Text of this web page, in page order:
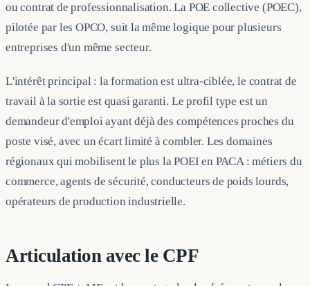
ou contrat de professionnalisation. La POE collective (POEC),
pilotée par les OPCO, suit la même logique pour plusieurs
entreprises d'un même secteur.
L'intérêt principal : la formation est ultra-ciblée, le contrat de
travail à la sortie est quasi garanti. Le profil type est un
demandeur d'emploi ayant déjà des compétences proches du
poste visé, avec un écart limité à combler. Les domaines
régionaux qui mobilisent le plus la POEI en PACA : métiers du
commerce, agents de sécurité, conducteurs de poids lourds,
opérateurs de production industrielle.
Articulation avec le CPF